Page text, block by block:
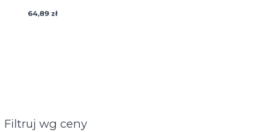
Filtruj wg ceny
64,89 zł